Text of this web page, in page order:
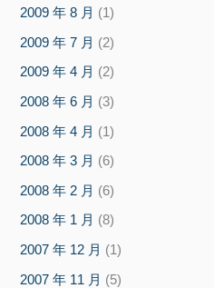
2009 年 8 月 (1)
2009 年 7 月 (2)
2009 年 4 月 (2)
2008 年 6 月 (3)
2008 年 4 月 (1)
2008 年 3 月 (6)
2008 年 2 月 (6)
2008 年 1 月 (8)
2007 年 12 月 (1)
2007 年 11 月 (5)